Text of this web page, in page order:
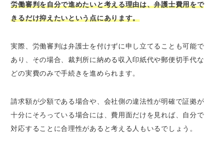
労働審判を自分で進めたいと考える理由は、弁護士費用をで
きるだけ抑えたいという点にあります。
実際、労働審判は弁護士を付けずに申し立てることも可能で
あり、その場合、裁判所に納める収入印紙代や郵便切手代な
どの実費のみで手続きを進められます。
請求額が少額である場合や、会社側の違法性が明確で証拠が
十分にそろっている場合には、費用面だけを見れば、自分で
対応することに合理性があると考える人もいるでしょう。